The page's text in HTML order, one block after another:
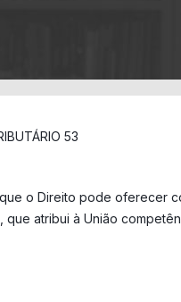
53
o Direito pode oferecer
que atribui à União